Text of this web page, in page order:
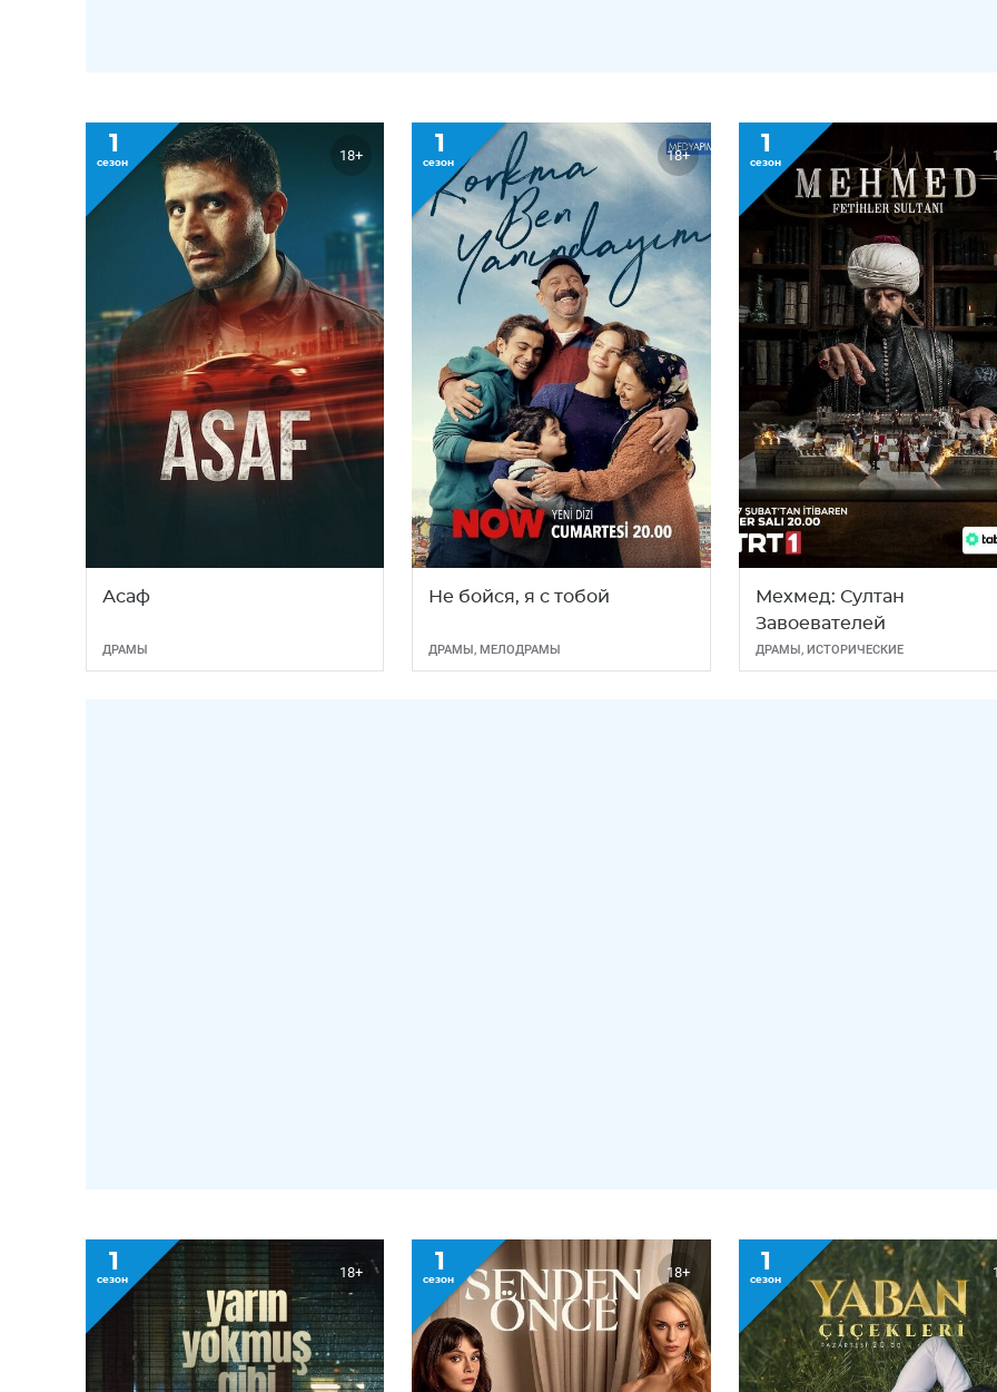
1
сезон 18+
Асаф
ДРАМЫ
1
сезон 18+
Не бойся, я с тобой
ДРАМЫ, МЕЛОДРАМЫ
1
сезон
Мехмед: Султан
Завоевателей
ДРАМЫ , ИСТОРИЧЕСКИЕ
1
сезон 18+ 1
сезон 18+ 1
сезон